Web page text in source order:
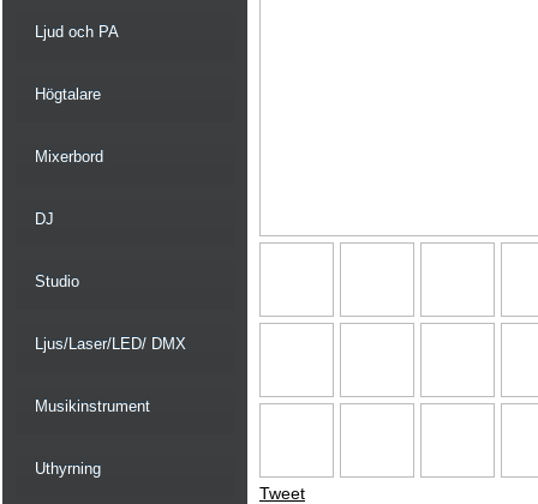
Ljud och PA
Högtalare
Mixerbord
DJ
Studio
Ljus/Laser/LED/ DMX
Musikinstrument
Uthyrning
Tweet